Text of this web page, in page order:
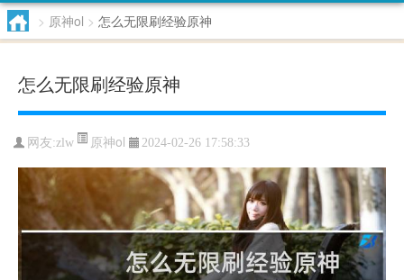
> 原神ol > 怎么无限刷经验原神
怎么无限刷经验原神
网友:zlw 原神ol 2024-02-26 17:58:33